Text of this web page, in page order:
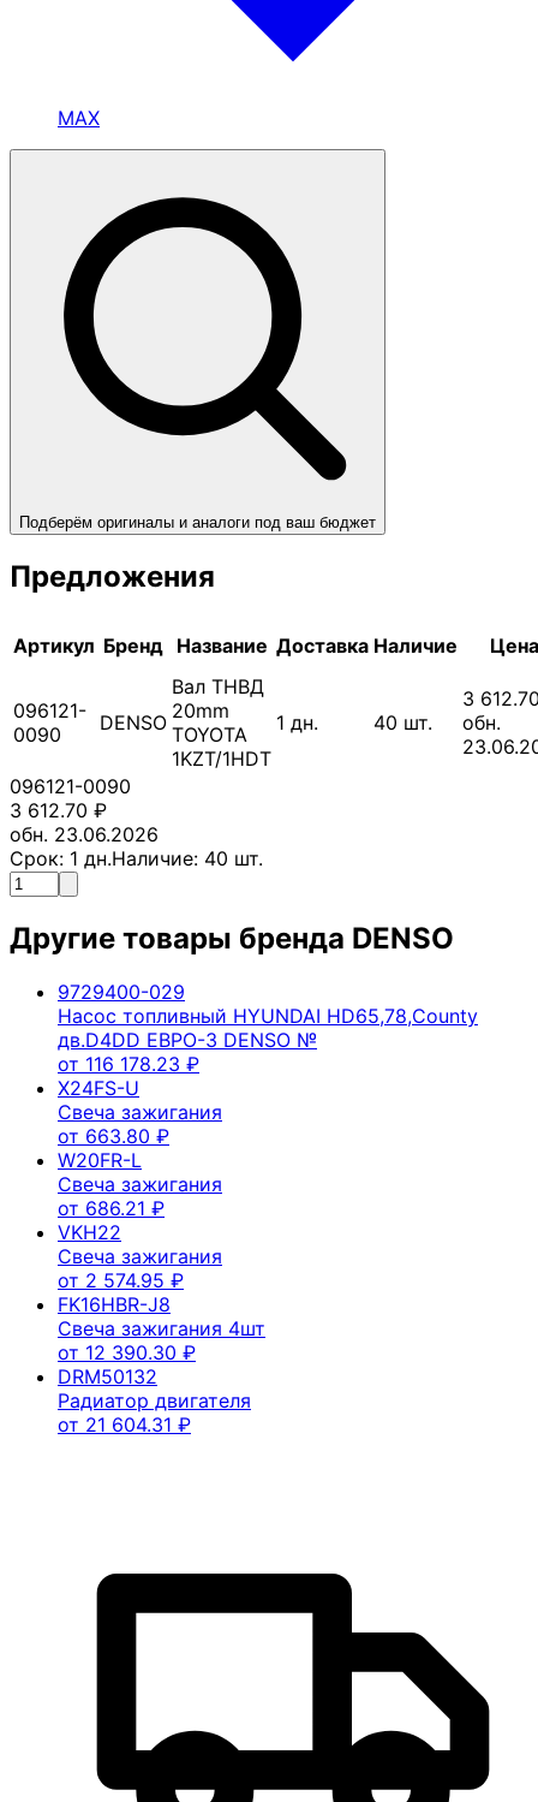
MAX
Подберём оригиналы и аналоги под ваш бюджет
Предложения
Артикул Бренд Название Доставка Наличие Цена
096121-
0090
DENSO
Вал ТНВД
20mm
TOYOTA
1KZT/1HDT
1 дн. 40 шт.
3
обн.
096121-0090
3 612.70 ₽
обн. 23.06.2026
Срок: 1 дн.Наличие: 40 шт.
Другие товары бренда DENSO
9729400-029
Насос топливный HYUNDAI HD65,78,County
дв.D4DD ЕВРО-3 DENSO №
от 116 178.23 ₽
X24FS-U
Свеча зажигания
от 663.80 ₽
W20FR-L
Свеча зажигания
от 686.21 ₽
VKH22
Свеча зажигания
от 2 574.95 ₽
FK16HBR-J8
Свеча зажигания 4шт
от 12 390.30 ₽
DRM50132
Радиатор двигателя
от 21 604.31 ₽